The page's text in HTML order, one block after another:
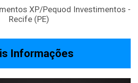
XP/Pequod Investimentos -
Recife (PE)
Informações